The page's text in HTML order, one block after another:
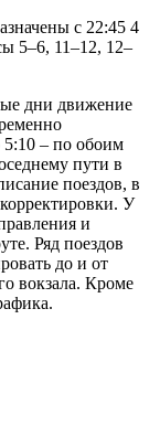
с 22:45 4
5–6, 11–12, 12–
дни движение
5:10 – по обоим
пути в
поездов, в
У
и
Ряд поездов
до и от
вокзала. Кроме